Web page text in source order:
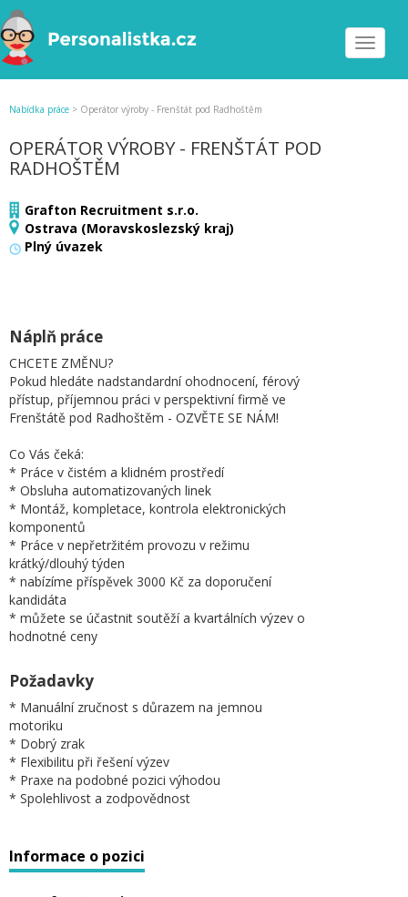
Toggle
Nabídka práce > Operátor výroby - Frenštát pod Radhoštěm
OPERÁTOR VÝROBY - FRENŠTÁT POD
RADHOŠTĚM
Grafton Recruitment s.r.o.
Ostrava (Moravskoslezský kraj)
Plný úvazek
Náplň práce
CHCETE ZMĚNU?
Pokud hledáte nadstandardní ohodnocení, férový
přístup, příjemnou práci v perspektivní firmě ve
Frenštátě pod Radhoštěm - OZVĚTE SE NÁM!
Co Vás čeká:
* Práce v čistém a klidném prostředí
* Obsluha automatizovaných linek
* Montáž, kompletace, kontrola elektronických
komponentů
* Práce v nepřetržitém provozu v režimu
krátký/dlouhý týden
* nabízíme příspěvek 3000 Kč za doporučení
kandidáta
* můžete se účastnit soutěží a kvartálních výzev o
hodnotné ceny
Požadavky
* Manuální zručnost s důrazem na jemnou
motoriku
* Dobrý zrak
* Flexibilitu při řešení výzev
* Praxe na podobné pozici výhodou
* Spolehlivost a zodpovědnost
Informace o pozici